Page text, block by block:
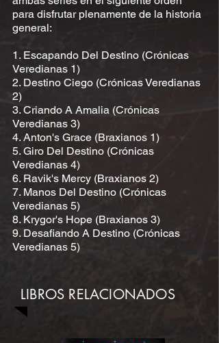
para disfrutar plenamente de la historia
general:
1. Escapando Del Destino (Crónicas
Veredianas 1)
2. Destino Ciego (Crónicas Veredianas
2)
3. Criando A Amalia (Crónicas
Veredianas 3)
4. Anton's Grace (Braxianos 1)
5. Giro Del Destino (Crónicas
Veredianas 4)
6. Ravik's Mercy (Braxianos 2)
7. Manos Del Destino (Crónicas
Veredianas 5)
8. Krygor's Hope (Braxianos 3)
9. Desafiando A Destino (Crónicas
Veredianas 5)
LIBROS RELACIONADOS